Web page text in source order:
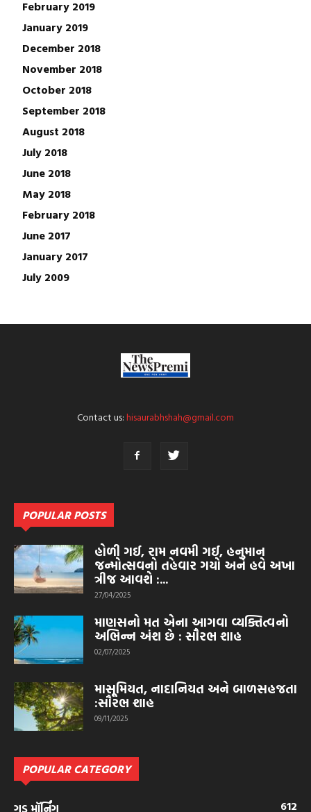
February 2019
January 2019
December 2018
November 2018
October 2018
September 2018
August 2018
July 2018
June 2018
May 2018
February 2018
June 2017
January 2017
July 2009
Contact us:hisaurabhshah@gmail.com
POPULAR POSTS
હોળી ગઈ, રામ નવમી ગઈ, હનુમાન
જન્મોત્સવનો તહેવાર ગયો અને હવે અખા
ત્રીજ આવશે :...
27/04/2025
માણસનો મત એના આગવા વ્યક્તિત્વનો
અભિન્ન અંશ છે : સૌરભ શાહ
02/07/2025
માસૂમિયત, નાદાનિયત અને બાળસહજતા
:સૌરભ શાહ
09/11/2025
POPULAR CATEGORY
ગુડ મૉર્નિંગ 612